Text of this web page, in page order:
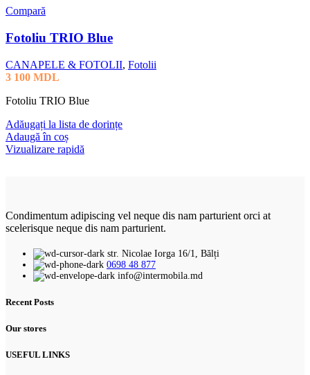
Compară
Fotoliu TRIO Blue
CANAPELE & FOTOLII, Fotolii
3 100 MDL
Fotoliu TRIO Blue
Adăugați la lista de dorințe
Adaugă în coș
Vizualizare rapidă
Condimentum adipiscing vel neque dis nam parturient orci at
scelerisque neque dis nam parturient.
str. Nicolae Iorga 16/1, Bălți
0698 48 877
info@intermobila.md
Recent Posts
Our stores
USEFUL LINKS